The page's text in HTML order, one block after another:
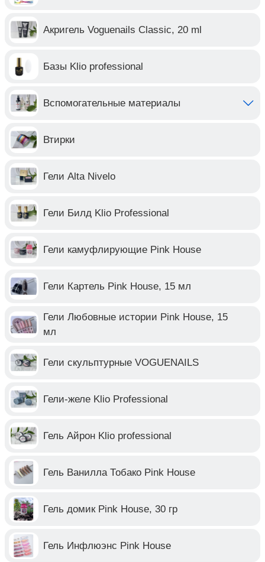
Акригель Voguenails Classic, 20 ml
Базы Klio professional
Вспомогательные материалы
Втирки
Гели Alta Nivelo
Гели Билд Klio Professional
Гели камуфлирующие Pink House
Гели Картель Pink House, 15 мл
Гели Любовные истории Pink House, 15
мл
Гели скульптурные VOGUENAILS
Гели-желе Klio Professional
Гель Айрон Klio professional
Гель Ванилла Тобако Pink House
Гель домик Pink House, 30 гр
Гель Инфлюэнс Pink House